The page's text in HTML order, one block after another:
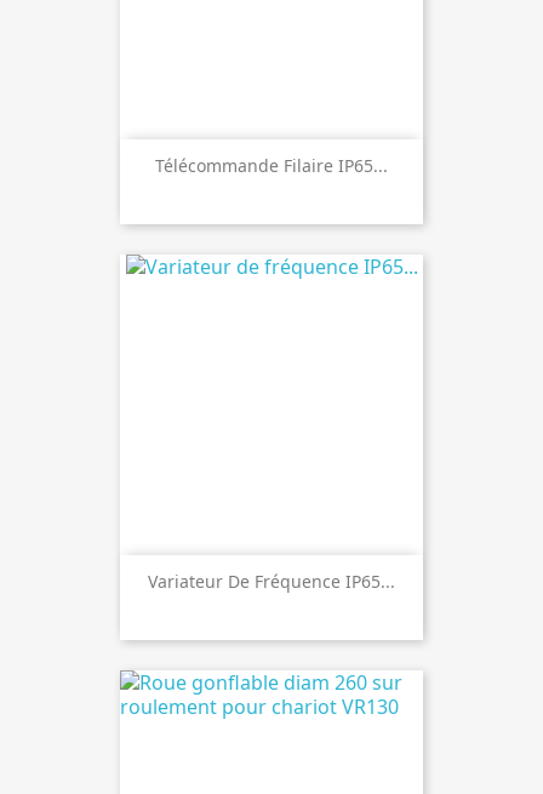
Télécommande Filaire IP65...
Variateur De Fréquence IP65...